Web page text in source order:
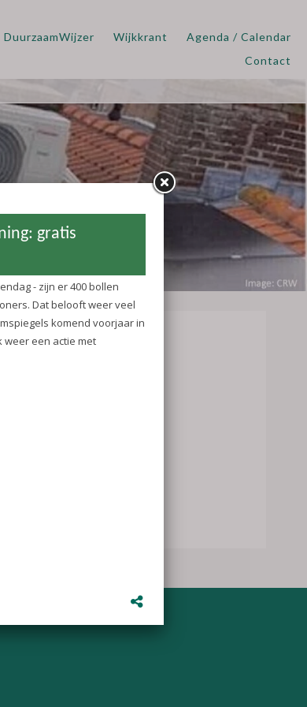
DuurzaamWijzer Wijkkrant
Agenda / Calendar
Contact